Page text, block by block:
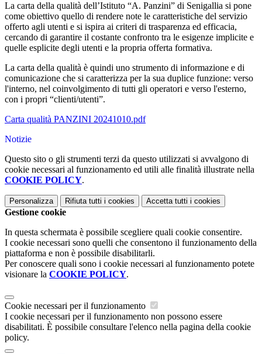
La carta della qualità dell’Istituto “A. Panzini” di Senigallia si pone
come obiettivo quello di rendere note le caratteristiche del servizio
offerto agli utenti e si ispira ai criteri di trasparenza ed efficacia,
cercando di garantire il costante confronto tra le esigenze implicite e
quelle esplicite degli utenti e la propria offerta formativa.
La carta della qualità è quindi uno strumento di informazione e di
comunicazione che si caratterizza per la sua duplice funzione: verso
l'interno, nel coinvolgimento di tutti gli operatori e verso l'esterno,
con i propri “clienti/utenti”.
Carta qualità PANZINI 20241010.pdf
Notizie
Questo sito o gli strumenti terzi da questo utilizzati si avvalgono di
cookie necessari al funzionamento ed utili alle finalità illustrate nella
COOKIE POLICY.
Personalizza Rifiuta tutti i cookies Accetta tutti i cookies
Gestione cookie
In questa schermata è possibile scegliere quali cookie consentire.
I cookie necessari sono quelli che consentono il funzionamento della
piattaforma e non è possibile disabilitarli.
Per conoscere quali sono i cookie necessari al funzionamento potete
visionare la COOKIE POLICY.
Cookie necessari per il funzionamento
I cookie necessari per il funzionamento non possono essere
disabilitati. È possibile consultare l'elenco nella pagina della cookie
policy.